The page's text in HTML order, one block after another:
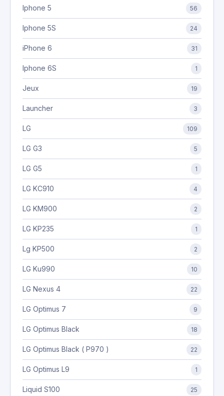
Iphone 5 56
Iphone 5S 24
iPhone 6 31
Iphone 6S 1
Jeux 19
Launcher 3
LG 109
LG G3 5
LG G5 1
LG KC910 4
LG KM900 2
LG KP235 1
Lg KP500 2
LG Ku990 10
LG Nexus 4 22
LG Optimus 7 9
LG Optimus Black 18
LG Optimus Black ( P970 ) 22
LG Optimus L9 1
Liquid S100 25